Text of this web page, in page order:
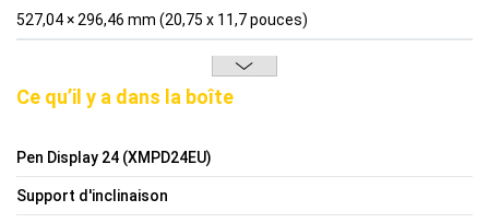
527,04 × 296,46 mm (20,75 x 11,7 pouces)
Ce qu’il y a dans la boîte
Pen Display 24 (XMPD24EU)
Support d'inclinaison